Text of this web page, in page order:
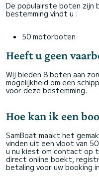
De populairste boten zijn
bestemming vindt u :
50 motorboten
Heeft u geen
Wij bieden 8 boten aan
mogelijkheid om een
voor deze bestemming.
Hoe kan ik een
SamBoat maakt het
vinden uit een vloot van
u nu kiest om contact op
direct online boekt,
betaling voor uw booking